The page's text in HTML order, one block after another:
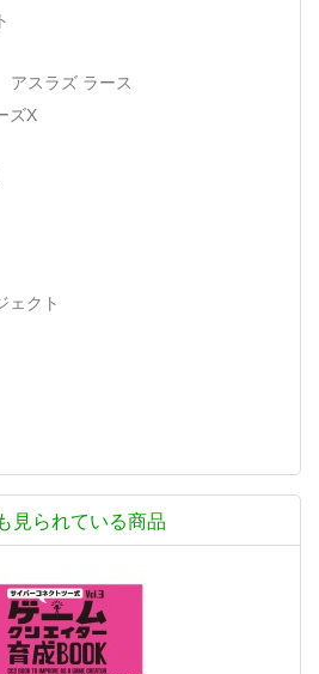
スラズ ラース
ズX
ェクト
見られている商品